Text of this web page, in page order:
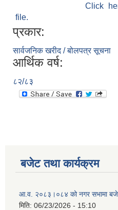
Click
file.
प्रकार:
सार्वजनिक खरीद / बोलपत्र सूचना
आर्थिक वर्ष:
८२/८३
बजेट तथा कार्यक्रम
आ.व. २०८३।०८४ को नगर सभामा
मिति: 06/23/2026 - 15:10